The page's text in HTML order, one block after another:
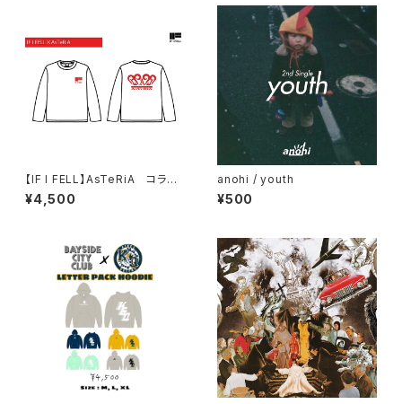
【IF I FELL】AsTeRiA コラボ
ロングTシャツ
¥4,500
anohi / youth
¥500